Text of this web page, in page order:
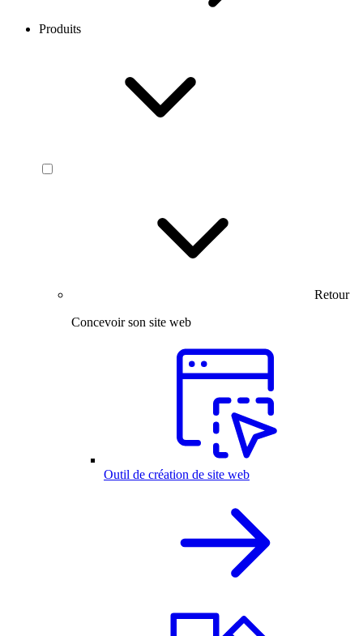
Produits
Retour
Concevoir son site web
Outil de création de site web